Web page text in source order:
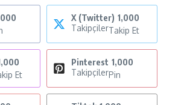
X (Twitter) 1,000
TakipçilerTakip Et
Et
Pinterest 1,000
TakipçilerPin